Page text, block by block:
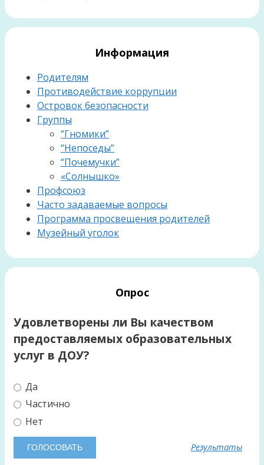
Информация
Родителям
Противодействие коррупции
Островок безопасности
Группы
“Гномики”
“Непоседы”
“Почемучки”
«Солнышко»
Профсоюз
Часто задаваемые вопросы
Программа просвещения родителей
Музейный уголок
Опрос
Удовлетворены ли Вы качеством
предоставляемых образовательных
услуг в ДОУ?
Да
Частично
Нет
Результаты